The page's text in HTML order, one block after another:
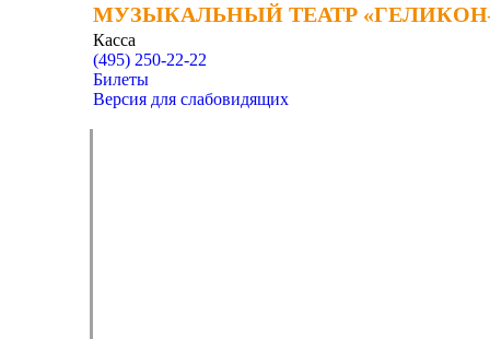
МУЗЫКАЛЬНЫЙ ТЕАТР
МУЗЫКАЛЬНЫЙ ТЕАТР
Касса
(495) 250-22-22
Билеты
Версия для слабовидящих